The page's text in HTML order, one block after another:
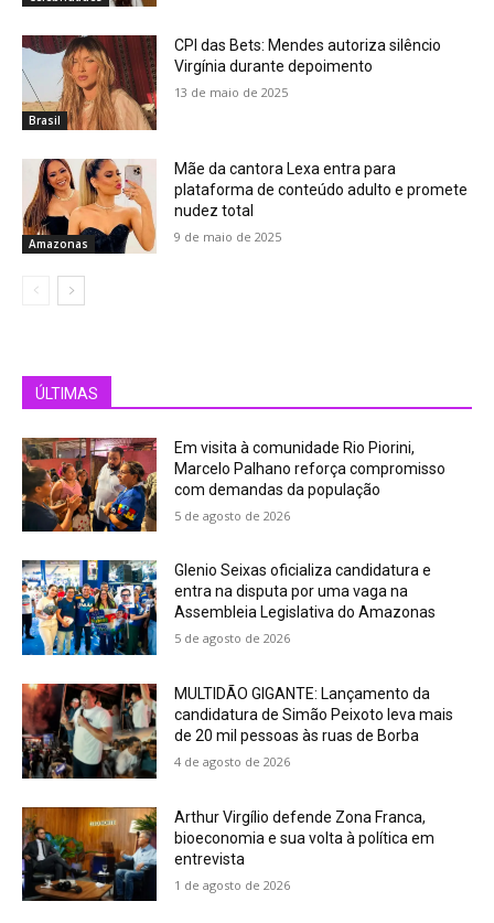
Brasil
CPI das Bets: Mendes autoriza silêncio
Virgínia durante depoimento
13 de maio de 2025
Amazonas
Mãe da cantora Lexa entra para
plataforma de conteúdo adulto e promete
nudez total
9 de maio de 2025
ÚLTIMAS
Em visita à comunidade Rio Piorini,
Marcelo Palhano reforça compromisso
com demandas da população
5 de agosto de 2026
Glenio Seixas oficializa candidatura e
entra na disputa por uma vaga na
Assembleia Legislativa do Amazonas
5 de agosto de 2026
MULTIDÃO GIGANTE: Lançamento da
candidatura de Simão Peixoto leva mais
de 20 mil pessoas às ruas de Borba
4 de agosto de 2026
Arthur Virgílio defende Zona Franca,
bioeconomia e sua volta à política em
entrevista
1 de agosto de 2026